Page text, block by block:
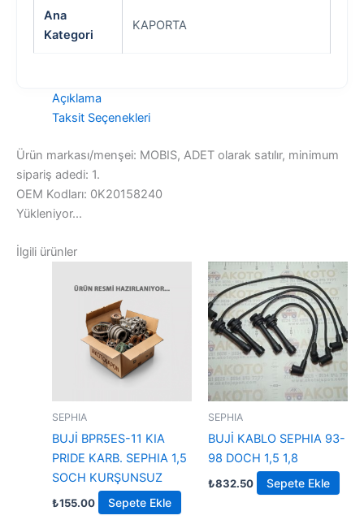
Ana
Kategori
KAPORTA
Açıklama
Taksit Seçenekleri
Ürün markası/menşei: MOBIS, ADET olarak satılır, minimum
sipariş adedi: 1.
OEM Kodları: 0K20158240
Yükleniyor...
İlgili ürünler
SEPHIA
BUJİ BPR5ES-11 KIA
PRIDE KARB. SEPHIA 1,5
SOCH KURŞUNSUZ
₺155.00 Sepete Ekle
SEPHIA
BUJİ KABLO SEPHIA 93-
98 DOCH 1,5 1,8
₺832.50 Sepete Ekle